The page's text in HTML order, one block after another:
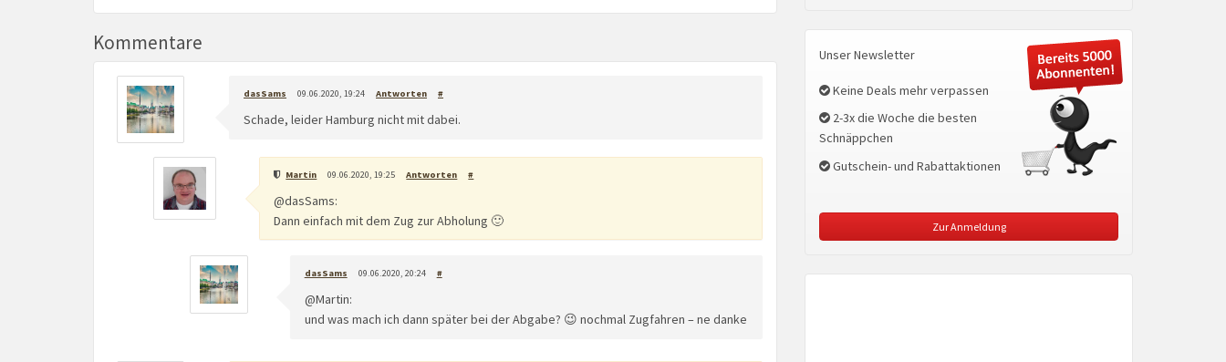
Kommentare
dasSams 09.06.2020, 19:24 Antworten #
Schade, leider Hamburg nicht mit dabei.
Martin 09.06.2020, 19:25 Antworten #
@dasSams:
Dann einfach mit dem Zug zur Abholung 🙂
dasSams 09.06.2020, 20:24 #
@Martin:
und was mach ich dann später bei der Abgabe? 😉 nochmal Zugfahren – ne danke
Unser Newsletter
Keine Deals mehr verpassen
2-3x die Woche die besten
Schnäppchen
Gutschein- und Rabattaktionen
Zur Anmeldung